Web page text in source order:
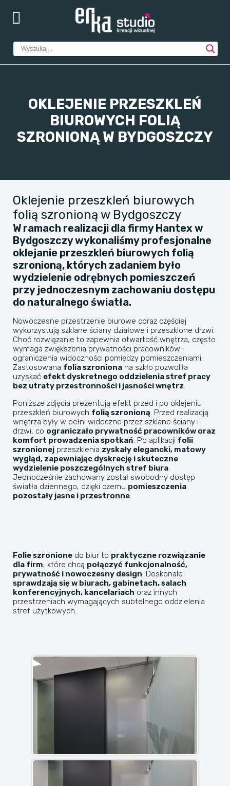
OKLEJENIE PRZESZKLEŃ
BIUROWYCH FOLIĄ
SZRONIONĄ W BYDGOSZCZY
Oklejenie przeszkleń biurowych
folią szronioną w Bydgoszczy
W ramach realizacji dla firmy Hantex w
Bydgoszczy wykonaliśmy profesjonalne
oklejanie przeszkleń biurowych folią
szronioną, których zadaniem było
wydzielenie odrębnych pomieszczeń
przy jednoczesnym zachowaniu dostępu
do naturalnego światła.
Nowoczesne przestrzenie biurowe coraz częściej
wykorzystują szklane ściany działowe i przeszklone drzwi.
Choć rozwiązanie to zapewnia otwartość wnętrza, często
wymaga zwiększenia prywatności pracowników i
ograniczenia widoczności pomiędzy pomieszczeniami.
Zastosowana folia szroniona na szkło pozwoliła
uzyskać efekt dyskretnego oddzielenia stref pracy
bez utraty przestronności i jasności wnętrz.
Poniższe zdjęcia prezentują efekt przed i po oklejeniu
przeszkleń biurowych folią szronioną. Przed realizacją
wnętrza były w pełni widoczne przez szklane ściany i
drzwi, co ograniczało prywatność pracowników oraz
komfort prowadzenia spotkań. Po aplikacji folii
szronionej przeszklenia zyskały elegancki, matowy
wygląd, zapewniając dyskrecję i skuteczne
wydzielenie poszczególnych stref biura.
Jednocześnie zachowany został swobodny dostęp
światła dziennego, dzięki czemu pomieszczenia
pozostały jasne i przestronne.
Folie szronione do biur to praktyczne rozwiązanie
dla firm, które chcą połączyć funkcjonalność,
prywatność i nowoczesny design. Doskonale
sprawdzają się w biurach, gabinetach, salach
konferencyjnych, kancelariach oraz innych
przestrzeniach wymagających subtelnego oddzielenia
stref użytkowych.